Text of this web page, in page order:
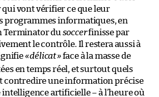
qui vont vérifier ce que leur
programmes informatiques, en
Terminator du soccerfinisse par
le contrôle. Il restera aussi à
«délicat»face à la masse de
en temps réel, et surtout quels
contredire une information précise
artificielle – à l’heure où